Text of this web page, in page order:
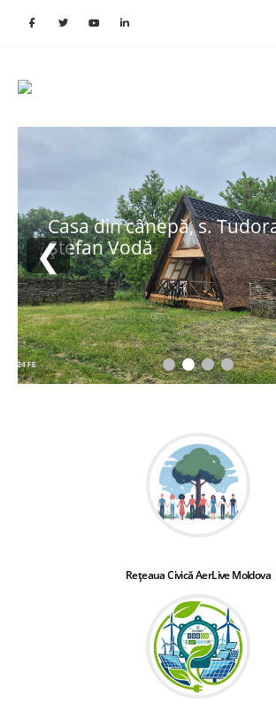
Casa din cânepă, s.
Ștefan Vodă
❮
Rețeaua Civică AerLive Moldova